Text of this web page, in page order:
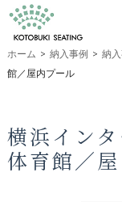
ホーム > 納入事例 > 納
館／屋内プール
横浜イン
体育館／